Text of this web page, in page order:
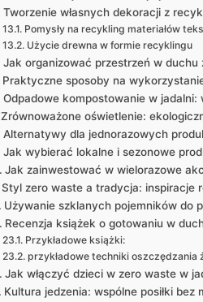
Tworzenie własnych dekoracji z
Pomysły na recykling materiałów
Użycie drewna w formie recyklingu
Jak organizować przestrzeń w duchu
Praktyczne sposoby na
Odpadowe kompostowanie w jadalni:
Zrównoważone oświetlenie:
Alternatywy dla jednorazowych
Jak wybierać lokalne i sezonowe
Jak zainwestować w wielorazowe
Styl zero waste a tradycja: inspiracje
Używanie szklanych pojemników do
Recenzja książek o gotowaniu w
Przykładowe książki:
przykładowe techniki oszczędzania
Jak włączyć dzieci w zero waste w
Kultura jedzenia: wspólne posiłki bez